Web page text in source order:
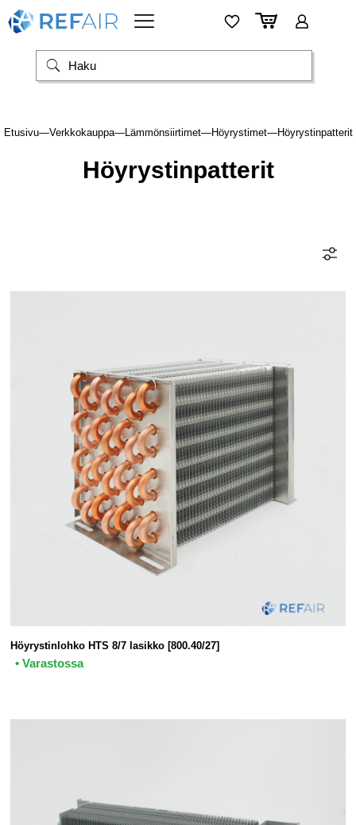
Etusivu—Verkkokauppa—Lämmönsiirtimet—Höyrystimet—Höyrystinpatterit
Höyrystinpatterit
Höyrystinlohko HTS 8/7 lasikko [800.40/27]
• Varastossa